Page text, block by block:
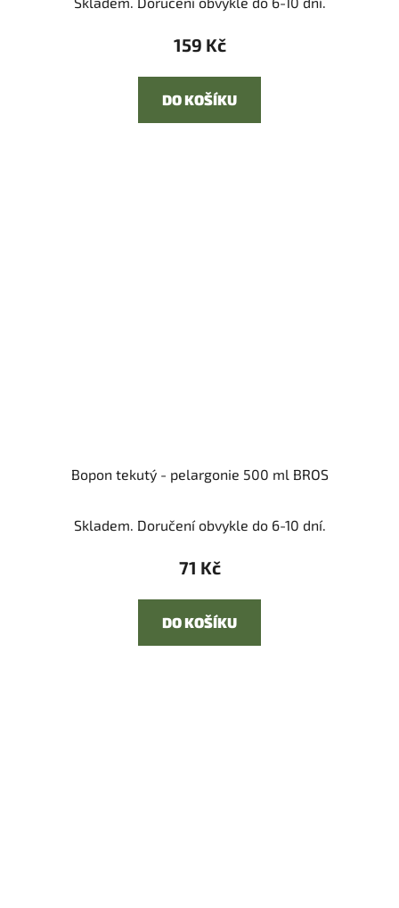
159 Kč
DO KOŠÍKU
Bopon tekutý - pelargonie 500 ml BROS
Skladem. Doručení obvykle do 6-10 dní.
71 Kč
DO KOŠÍKU